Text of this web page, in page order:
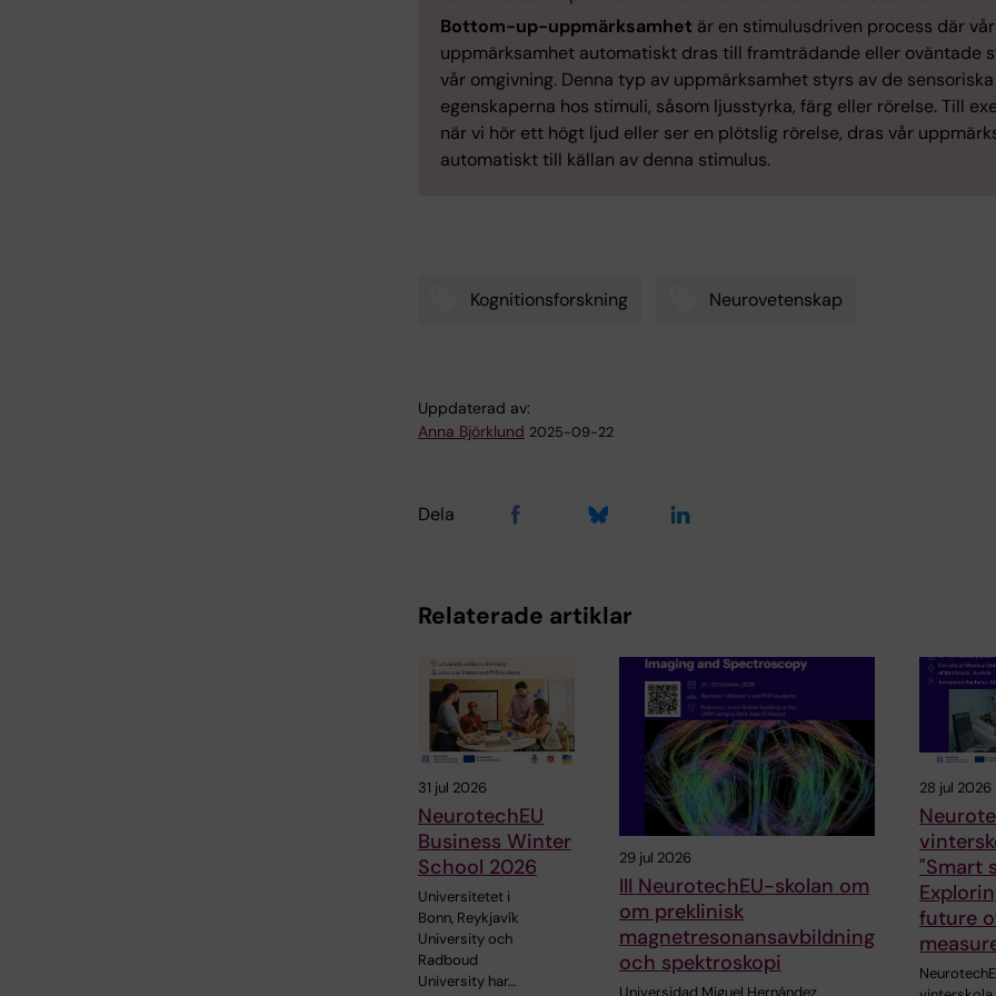
Bottom-up-uppmärksamhet är en stimulusdriven process där vår
uppmärksamhet automatiskt dras till framträdande eller oväntade
vår omgivning. Denna typ av uppmärksamhet styrs av de sensoriska
egenskaperna hos stimuli, såsom ljusstyrka, färg eller rörelse. Till
när vi hör ett högt ljud eller ser en plötslig rörelse, dras vår
automatiskt till källan av denna stimulus.
Kognitionsforskning Neurovetenskap
Uppdaterad av:
Anna Björklund 2025-09-22
Dela
Relaterade artiklar
31 jul 2026
NeurotechEU
Business Winter
School 2026
Universitetet i
Bonn, Reykjavík
University och
Radboud
University har…
29 jul 2026
III NeurotechEU-skolan om
om preklinisk
magnetresonansavbildning
och spektroskopi
Universidad Miguel Hernández
28 jul 2026
"Smart
future